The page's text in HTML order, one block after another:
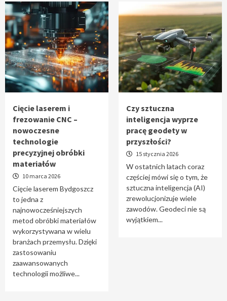
4
Czy sztuczna inteligencja wyprze pracę
geodety w przyszłości?
5
Tworzenie aplikacji internetowych – jak
powstają nowoczesne rozwiązania cyfrowe
Cięcie laserem i
frezowanie CNC –
nowoczesne
technologie
precyzyjnej obróbki
materiałów
10 marca 2026
Cięcie laserem Bydgoszcz
to jedna z
najnowocześniejszych
metod obróbki materiałów
wykorzystywana w wielu
branżach przemysłu. Dzięki
zastosowaniu
zaawansowanych
technologii możliwe...
Czy sztuczna
inteligencja wyprze
pracę geodety w
przyszłości?
15 stycznia 2026
W ostatnich latach coraz
częściej mówi się o tym, że
sztuczna inteligencja (AI)
zrewolucjonizuje wiele
zawodów. Geodeci nie są
wyjątkiem...